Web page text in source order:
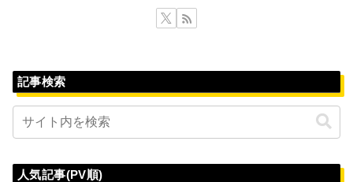
記事検索
人気記事(PV順)